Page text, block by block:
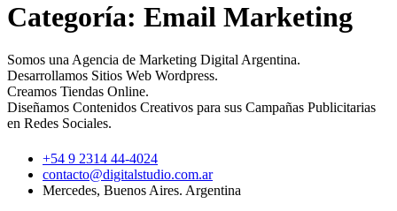
Categoría: Email Marketing
Somos una Agencia de Marketing Digital Argentina.
Desarrollamos Sitios Web Wordpress.
Creamos Tiendas Online.
Diseñamos Contenidos Creativos para sus Campañas Publicitarias
en Redes Sociales.
+54 9 2314 44-4024
contacto@digitalstudio.com.ar
Mercedes, Buenos Aires. Argentina